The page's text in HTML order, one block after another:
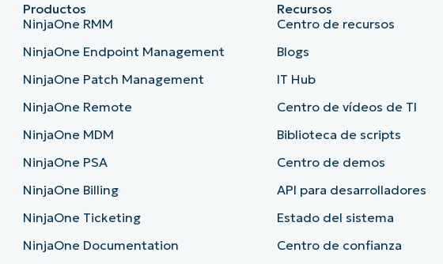
Productos
NinjaOne RMM
NinjaOne Endpoint Management
NinjaOne Patch Management
NinjaOne Remote
NinjaOne MDM
NinjaOne PSA
NinjaOne Billing
NinjaOne Ticketing
NinjaOne Documentation
Recursos
Centro de recursos
Blogs
IT Hub
Centro de vídeos de TI
Biblioteca de scripts
Centro de demos
API para desarrolladores
Estado del sistema
Centro de confianza